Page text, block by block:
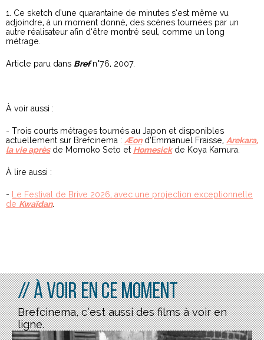
1. Ce sketch d’une quarantaine de minutes s’est même vu
adjoindre, à un moment donné, des scènes tournées par un
autre réalisateur afin d’être montré seul, comme un long
métrage.
Article paru dans Brefn°76, 2007.
À voir aussi :
- Trois courts métrages tournés au Japon et disponibles
actuellement sur Brefcinema : Æond’Emmanuel Fraisse, Arekara,
la vie aprèsde Momoko Seto et Homesickde Koya Kamura.
À lire aussi :
- Le Festival de Brive 2026, avec une projection exceptionnelle
de Kwaïdan.
// À voir en ce moment
Brefcinema, c’est aussi des films à voir en
ligne.